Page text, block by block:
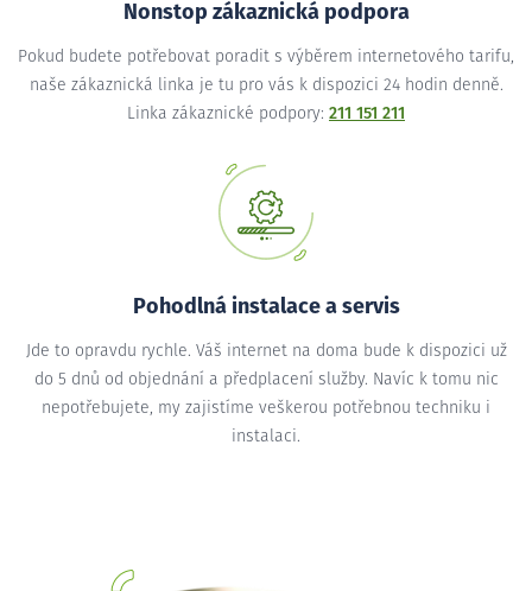
Nonstop zákaznická podpora
Pokud budete potřebovat poradit s výběrem internetového tarifu,
naše zákaznická linka je tu pro vás k dispozici 24 hodin denně.
Linka zákaznické podpory: 211 151 211
Pohodlná instalace a servis
Jde to opravdu rychle. Váš internet na doma bude k dispozici už
do 5 dnů od objednání a předplacení služby. Navíc k tomu nic
nepotřebujete, my zajistíme veškerou potřebnou techniku i
instalaci.